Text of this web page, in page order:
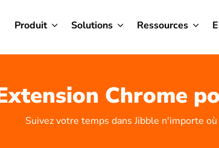
Produit Solutions Ressources
Chrome
Suivez votre temps dans Jibble n'importe